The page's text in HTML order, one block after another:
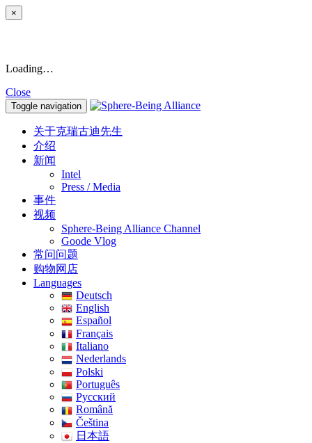
×
Loading…
Close
Toggle navigation
关于克瑞古迪先生
介绍
新闻
Intel
Press / Media
事件
视频
Sphere-Being Alliance Channel
Goode Vlog
常问问题
购物网店
Languages
Deutsch
English
Español
Français
Italiano
Nederlands
Polski
Português
Pусский
Română
Čeština
日本語